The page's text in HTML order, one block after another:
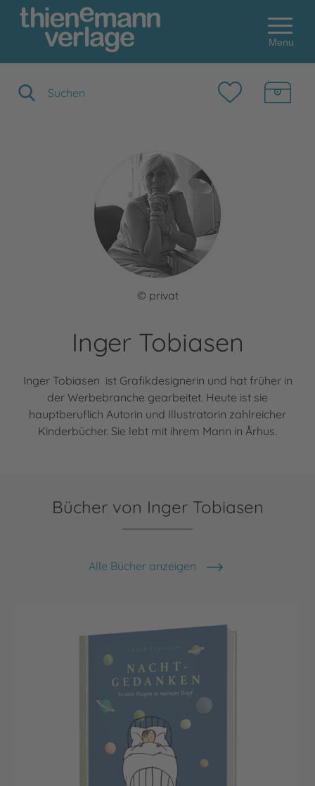
Menu
© privat
Inger Tobiasen
Inger Tobiasen ist Grafikdesignerin und hat früher in
der Werbebranche gearbeitet. Heute ist sie
hauptberuflich Autorin und Illustratorin zahlreicher
Kinderbücher. Sie lebt mit ihrem Mann in Århus.
Bücher von Inger Tobiasen
Alle Bücher anzeigen